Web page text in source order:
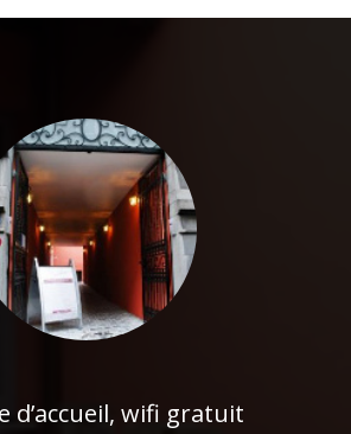
d’accueil, wifi gratuit